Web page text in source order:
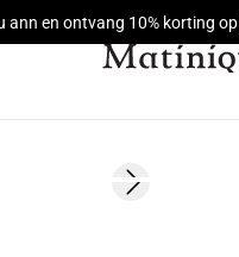
ann en ontvang 10% korting
Next slide